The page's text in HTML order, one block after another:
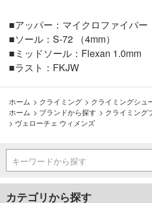
■アッパー：マイクロファイバー
■ソール：S-72 （4mm）
■ミッドソール：Flexan 1.0mm
■ラスト：FKJW
ホーム > クライミング > クライミングシュ
ホーム > ブランドから探す > クライミング
> ヴェローチェ ウィメンズ
キーワードから探す
カテゴリから探す